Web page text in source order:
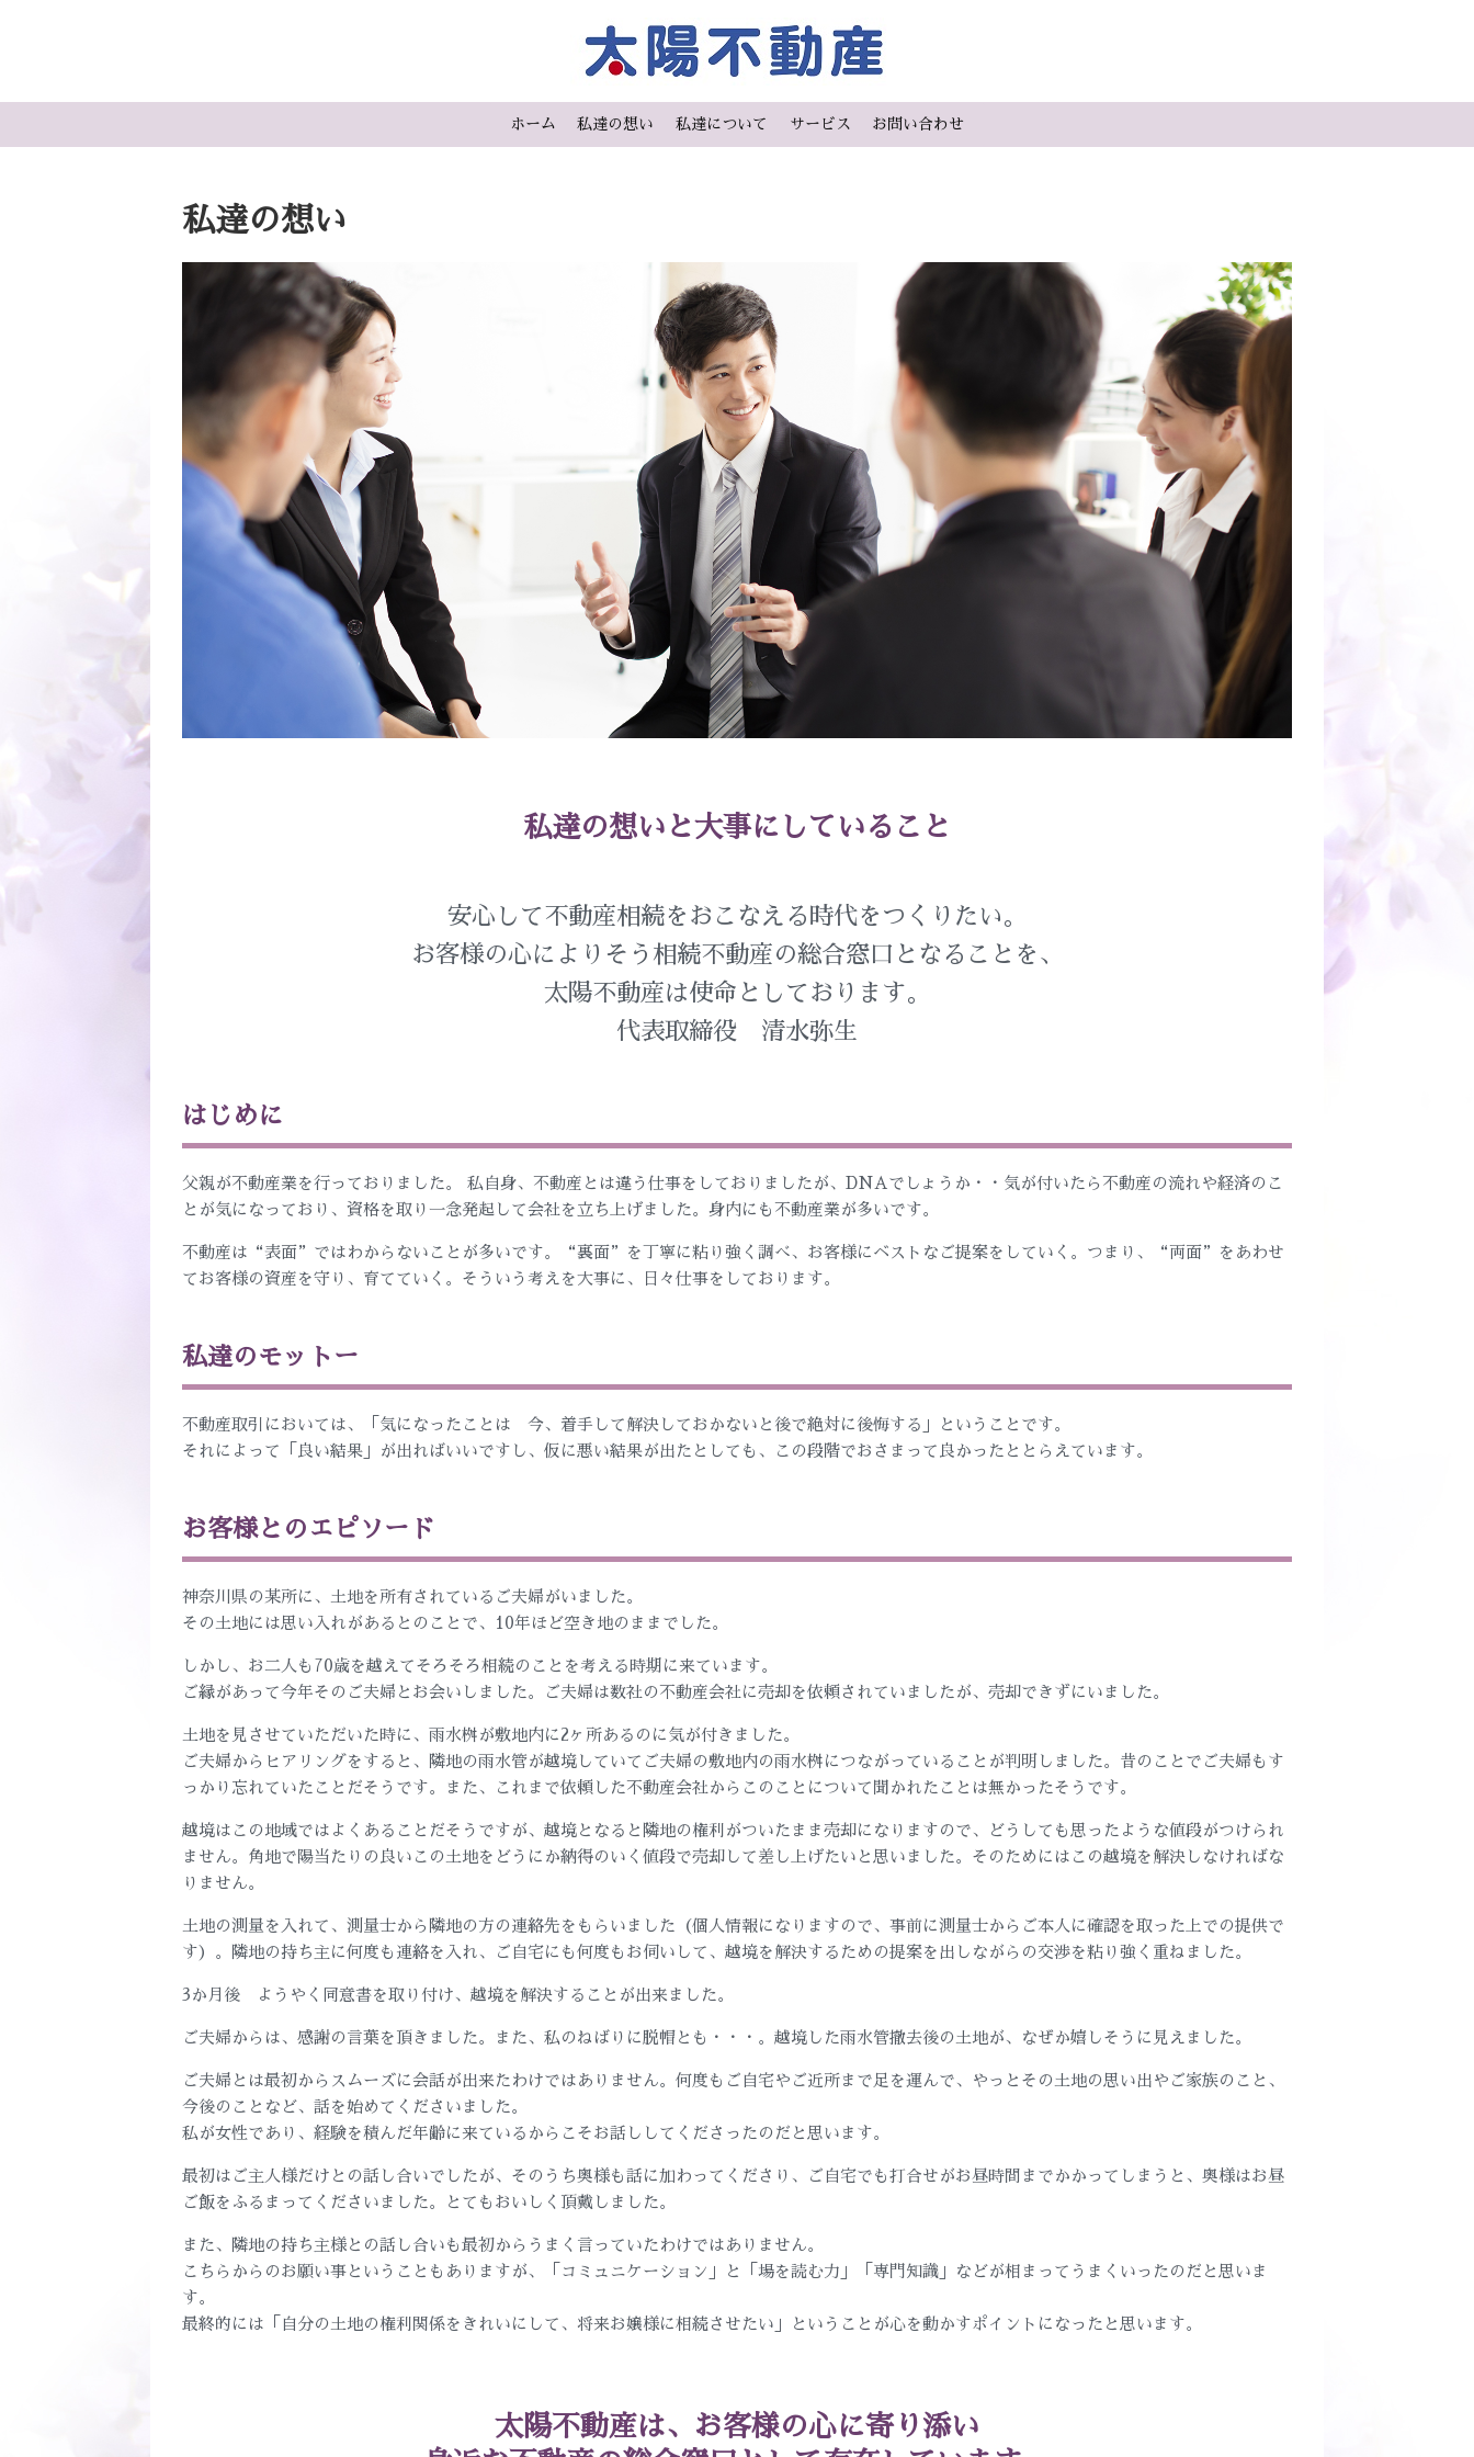
ホーム 私達の想い 私達について サービス お問い合わせ
私達の想い
私達の想いと大事にしていること
安心して不動産相続をおこなえる時代をつくりたい。
お客様の心によりそう相続不動産の総合窓口となることを、
太陽不動産は使命としております。
代表取締役 清水弥生
はじめに
父親が不動産業を行っておりました。 私自身、不動産とは違う仕事をしておりましたが、DNAでしょうか・・気が付いたら不動産の流れや経済のこ
とが気になっており、資格を取り一念発起して会社を立ち上げました。身内にも不動産業が多いです。
不動産は“表面”ではわからないことが多いです。“裏面”を丁寧に粘り強く調べ、お客様にベストなご提案をしていく。つまり、“両面”をあわせ
てお客様の資産を守り、育てていく。そういう考えを大事に、日々仕事をしております。
私達のモットー
不動産取引においては、「気になったことは 今、着手して解決しておかないと後で絶対に後悔する」ということです。
それによって「良い結果」が出ればいいですし、仮に悪い結果が出たとしても、この段階でおさまって良かったととらえています。
お客様とのエピソード
神奈川県の某所に、土地を所有されているご夫婦がいました。
その土地には思い入れがあるとのことで、10年ほど空き地のままでした。
しかし、お二人も70歳を越えてそろそろ相続のことを考える時期に来ています。
ご縁があって今年そのご夫婦とお会いしました。ご夫婦は数社の不動産会社に売却を依頼されていましたが、売却できずにいました。
土地を見させていただいた時に、雨水桝が敷地内に2ヶ所あるのに気が付きました。
ご夫婦からヒアリングをすると、隣地の雨水管が越境していてご夫婦の敷地内の雨水桝につながっていることが判明しました。昔のことでご夫婦もす
っかり忘れていたことだそうです。また、これまで依頼した不動産会社からこのことについて聞かれたことは無かったそうです。
越境はこの地域ではよくあることだそうですが、越境となると隣地の権利がついたまま売却になりますので、どうしても思ったような値段がつけられ
ません。角地で陽当たりの良いこの土地をどうにか納得のいく値段で売却して差し上げたいと思いました。そのためにはこの越境を解決しなければな
りません。
土地の測量を入れて、測量士から隣地の方の連絡先をもらいました（個人情報になりますので、事前に測量士からご本人に確認を取った上での提供で
す）。隣地の持ち主に何度も連絡を入れ、ご自宅にも何度もお伺いして、越境を解決するための提案を出しながらの交渉を粘り強く重ねました。
3か月後 ようやく同意書を取り付け、越境を解決することが出来ました。
ご夫婦からは、感謝の言葉を頂きました。また、私のねばりに脱帽とも・・・。越境した雨水管撤去後の土地が、なぜか嬉しそうに見えました。
ご夫婦とは最初からスムーズに会話が出来たわけではありません。何度もご自宅やご近所まで足を運んで、やっとその土地の思い出やご家族のこと、
今後のことなど、話を始めてくださいました。
私が女性であり、経験を積んだ年齢に来ているからこそお話ししてくださったのだと思います。
最初はご主人様だけとの話し合いでしたが、そのうち奥様も話に加わってくださり、ご自宅でも打合せがお昼時間までかかってしまうと、奥様はお昼
ご飯をふるまってくださいました。とてもおいしく頂戴しました。
また、隣地の持ち主様との話し合いも最初からうまく言っていたわけではありません。
こちらからのお願い事ということもありますが、「コミュニケーション」と「場を読む力」「専門知識」などが相まってうまくいったのだと思いま
す。
最終的には「自分の土地の権利関係をきれいにして、将来お嬢様に相続させたい」ということが心を動かすポイントになったと思います。
太陽不動産は、お客様の心に寄り添い